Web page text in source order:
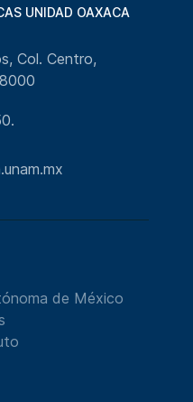
UNIDAD OAXACA
Col. Centro,
de México